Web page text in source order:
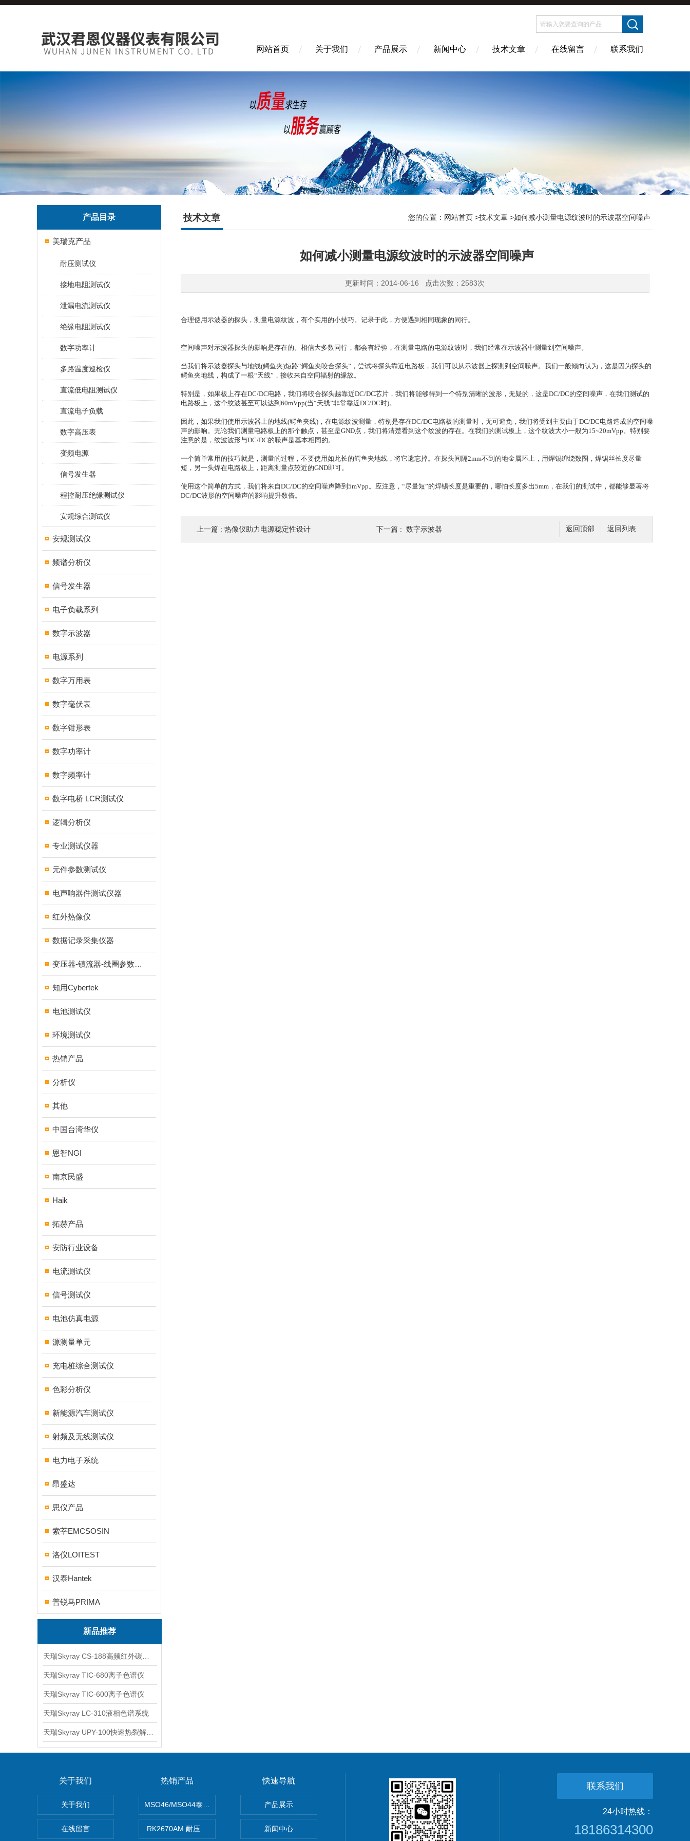
网站首页 关于我们 产品展示 新闻中心 技术文章 在线留言 联系我们
产品目录
美瑞克产品
耐压测试仪
接地电阻测试仪
泄漏电流测试仪
绝缘电阻测试仪
数字功率计
多路温度巡检仪
直流低电阻测试仪
直流电子负载
数字高压表
变频电源
信号发生器
程控耐压绝缘测试仪
安规综合测试仪
安规测试仪
频谱分析仪
信号发生器
电子负载系列
数字示波器
电源系列
数字万用表
数字毫伏表
数字钳形表
数字功率计
数字频率计
数字电桥 LCR测试仪
逻辑分析仪
专业测试仪器
元件参数测试仪
电声响器件测试仪器
红外热像仪
数据记录采集仪器
变压器-镇流器-线圈参数测试仪器
知用Cybertek
电池测试仪
环境测试仪
热销产品
分析仪
其他
中国台湾华仪
恩智NGI
南京民盛
Haik
拓赫产品
安防行业设备
电流测试仪
信号测试仪
电池仿真电源
源测量单元
充电桩综合测试仪
色彩分析仪
新能源汽车测试仪
射频及无线测试仪
电力电子系统
昂盛达
思仪产品
索莘EMCSOSIN
洛仪LOITEST
汉泰Hantek
普锐马PRIMA
新品推荐
天瑞Skyray TIC-680离子色谱仪
天瑞Skyray TIC-600离子色谱仪
天瑞Skyray LC-310液相色谱系统
技术文章 您的位置： 网站首页 >技术文章 >如何减小测量电源纹波时的示波器空间噪声
如何减小测量电源纹波时的示波器空间噪声
更新时间：2014-06-16 点击次数：2583次
合理使用示波器的探头，测量电源纹波，有个实用的小技巧。记录于此，方便遇到相同现象的同行。
空间噪声对示波器探头的影响是存在的。相信大多数同行，都会有经验，在测量电路的电源纹波时，我们经常在示波器中测量到空间噪声。
当我们将示波器探头与地线(鳄鱼夹)短路“鳄鱼夹咬合探头”，尝试将探头靠近电路板，我们可以从示波器上探测到空间噪声。我们一般倾向认为，这是因为探头的
鳄鱼夹地线，构成了一根“天线”，接收来自空间辐射的缘故。
特别是，如果板上存在DC/DC电路，我们将咬合探头越靠近DC/DC芯片，我们将能够得到一个特别清晰的波形，无疑的，这是DC/DC的空间噪声，在我们测试的
电路板上，这个纹波甚至可以达到60mVpp(当“天线”非常靠近DC/DC时)。
因此，如果我们使用示波器上的地线(鳄鱼夹线)，在电源纹波测量，特别是存在DC/DC电路板的测量时，无可避免，我们将受到主要由于DC/DC电路造成的空间噪
声的影响。无论我们测量电路板上的那个触点，甚至是GND点，我们将清楚看到这个纹波的存在。在我们的测试板上，这个纹波大小一般为15~20mVpp。特别要
注意的是，纹波波形与DC/DC的噪声是基本相同的。
一个简单常用的技巧就是，测量的过程，不要使用如此长的鳄鱼夹地线，将它遗忘掉。在探头间隔2mm不到的地金属环上，用焊锡缠绕数圈，焊锡丝长度尽量
短，另一头焊在电路板上，距离测量点较近的GND即可。
使用这个简单的方式，我们将来自DC/DC的空间噪声降到5mVpp。应注意，“尽量短”的焊锡长度是重要的，哪怕长度多出5mm，在我们的测试中，都能够显著将
DC/DC波形的空间噪声的影响提升数倍。
返回列表
返回顶部
上一篇 : 热像仪助力电源稳定性设计 下一篇 : 数字示波器
关于我们
关于我们
在线留言
热销产品
MSO46/MSO44泰克Tektronix MSO44/MSO46混合信号示波器
RK2670AM 耐压测试仪
快速导航
产品展示
新闻中心
联系我们
24小时热线：
18186314300